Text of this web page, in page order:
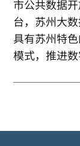
市公共数据
台，苏州大
具有苏州特
模式，推进